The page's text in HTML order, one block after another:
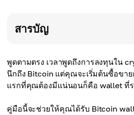
สารบัญ
พูดตามตรง เวลาพูดถึงการลงทุนใน
นึกถึง Bitcoin แต่คุณจะเริ่มต้นซื้อขาย
แรกที่คุณต้องมีแน่นอนก็คือ wallet ที่ร
คู่มือนี้จะช่วยให้คุณได้รับ Bitcoin